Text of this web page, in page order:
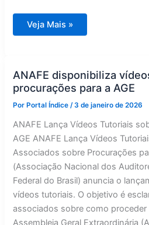
ANAFE
disponibiliza
guiar
associados
sobre
na
Veja Mais »
ANAFE disponibiliza
procurações para a AGE
PorPortal Índice /3 de janeiro de 2026
ANAFE Lança Vídeos Tutoriais
AGE ANAFE Lança Vídeos
Associados sobre Procurações
(Associação Nacional dos
Federal do Brasil) anuncia o
vídeos tutoriais. O objetivo é
associados sobre como
Assembleia Geral Extraordinária